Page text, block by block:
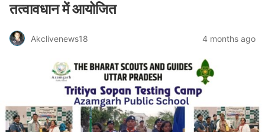
तत्वावधान में आयोजित
Akclivenews18 4 months ago